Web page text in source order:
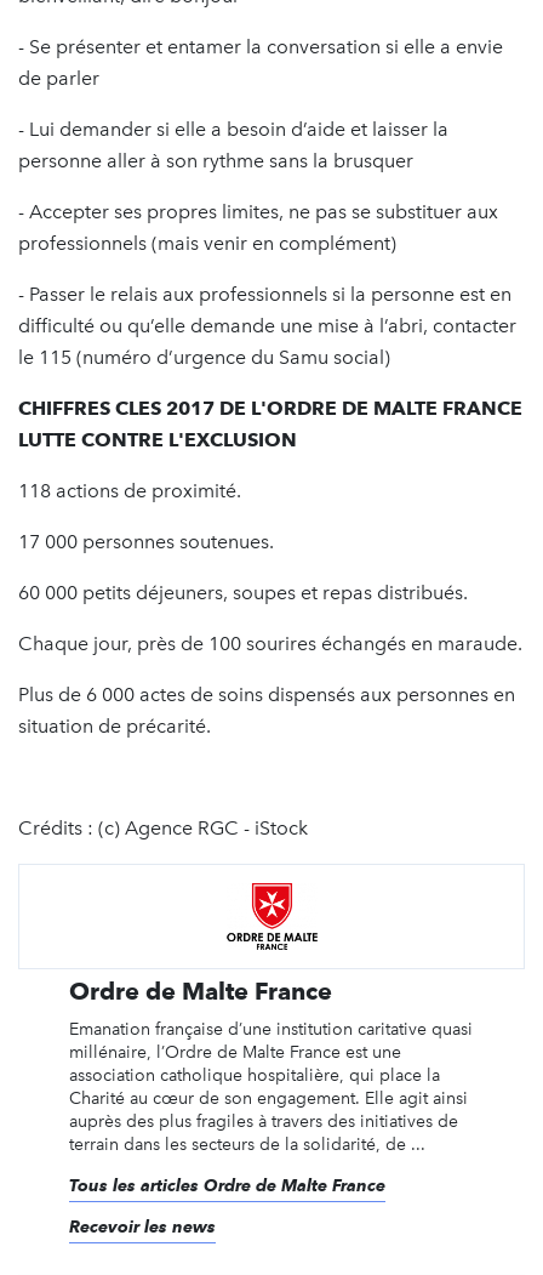
- Se présenter et entamer la conversation si elle a envie
de parler
- Lui demander si elle a besoin d’aide et laisser la
personne aller à son rythme sans la brusquer
- Accepter ses propres limites, ne pas se substituer aux
professionnels (mais venir en complément)
- Passer le relais aux professionnels si la personne est en
difficulté ou qu’elle demande une mise à l’abri, contacter
le 115 (numéro d’urgence du Samu social)
CHIFFRES CLES 2017 DE L'ORDRE DE MALTE FRANCE
LUTTE CONTRE L'EXCLUSION
118 actions de proximité.
17 000 personnes soutenues.
60 000 petits déjeuners, soupes et repas distribués.
Chaque jour, près de 100 sourires échangés en maraude.
Plus de 6 000 actes de soins dispensés aux personnes en
situation de précarité.
Crédits : (c) Agence RGC - iStock
Ordre de Malte France
Emanation française d’une institution caritative quasi
millénaire, l’Ordre de Malte France est une
association catholique hospitalière, qui place la
Charité au cœur de son engagement. Elle agit ainsi
auprès des plus fragiles à travers des initiatives de
terrain dans les secteurs de la solidarité, de ...
Tous les articles Ordre de Malte France
Recevoir les news